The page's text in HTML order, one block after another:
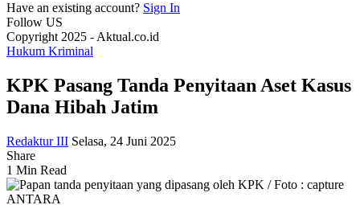
Have an existing account? Sign In
Follow US
Copyright 2025 - Aktual.co.id
Hukum Kriminal
KPK Pasang Tanda Penyitaan Aset Kasus
Dana Hibah Jatim
Redaktur III Selasa, 24 Juni 2025
Share
1 Min Read